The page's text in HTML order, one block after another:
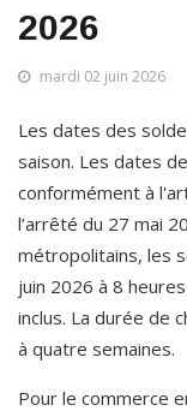
2026
mardi 02 juin 2026
Les dates des
saison. Les dates
conformément à
l’arrêté du 27 mai
métropolitains, les
juin 2026 à 8
inclus. La durée de
à quatre semaines.
Pour le commerce